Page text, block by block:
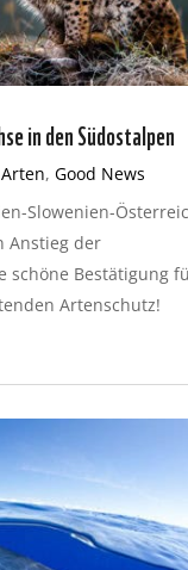
in den Südostalpen
Arten, Good News
Slowenien-
Anstieg der
schöne Bestätigung
Artenschutz!